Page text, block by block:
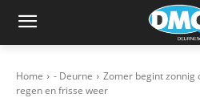
Home - Deurne
Zomer begint zonnig
regen en frisse weer